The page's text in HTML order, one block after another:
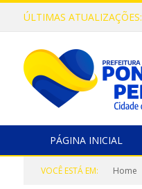
ÚLTIMAS ATUALIZAÇÕES:
PÁGINA INICIAL
VOCÊ ESTÁ EM: Home